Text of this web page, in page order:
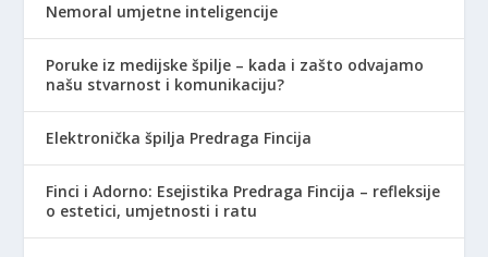
Nemoral umjetne inteligencije
Poruke iz medijske špilje – kada i zašto odvajamo
našu stvarnost i komunikaciju?
Elektronička špilja Predraga Fincija
Finci i Adorno: Esejistika Predraga Fincija – refleksije
o estetici, umjetnosti i ratu